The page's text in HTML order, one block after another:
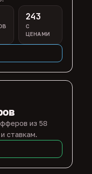
243
С
ЦЕНАМИ
из 58
ставкам.